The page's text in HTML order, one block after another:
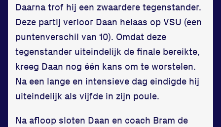
Privacy en cookies
Disclaimer
Huisregels
Vraag en contact
Daarna trof hij een zwaardere tegenstander.
Deze partij verloor Daan helaas op VSU (een
puntenverschil van 10). Omdat deze
tegenstander uiteindelijk de finale bereikte,
kreeg Daan nog één kans om te worstelen.
Na een lange en intensieve dag eindigde hij
uiteindelijk als vijfde in zijn poule.
Na afloop sloten Daan en coach Bram de